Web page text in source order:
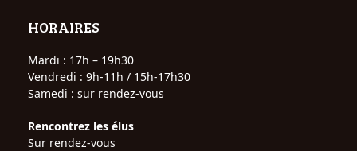
HORAIRES
Mardi : 17h – 19h30
Vendredi : 9h-11h / 15h-17h30
Samedi : sur rendez-vous
Rencontrez les élus
Sur rendez-vous